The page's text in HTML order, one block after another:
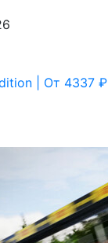
| От 4337 ₽